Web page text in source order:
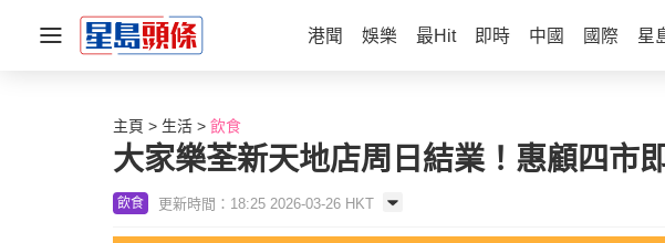
港聞 娛樂 最Hit 即時 中國 國際 星
主頁 生活 飲食
大家樂荃新天地店周日結業！惠顧四市
飲食 更新時間：18:25 2026-03-26 HKT